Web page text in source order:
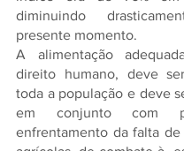
diminuindo
presente momento.
A alimentação
direito humano, deve
toda a população e deve
em conjunto com
enfrentamento da falta de